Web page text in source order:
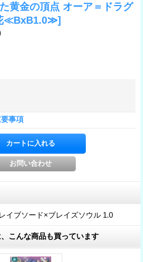
黄金の頂点 オーア＝ドラグ
≪BxB1.0≫]
事項
イブソード×ブレイズソウル 1.0
こんな商品も買っています